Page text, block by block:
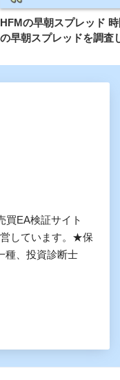
HFMの早朝スプレッド
の早朝スプレッドを調査
買EA検証サイト
営しています。★保
種、投資診断士